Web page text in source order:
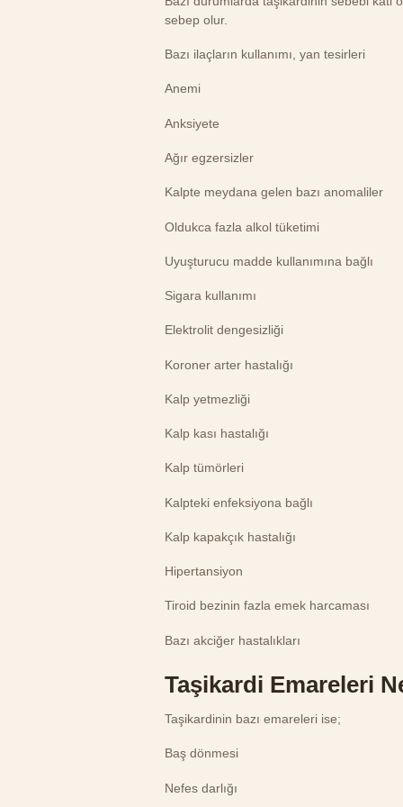
sebep olur.
Bazı ilaçların kullanımı, yan tesirleri
Anemi
Anksiyete
Ağır egzersizler
Kalpte meydana gelen bazı anomaliler
Oldukca fazla alkol tüketimi
Uyuşturucu madde kullanımına bağlı
Sigara kullanımı
Elektrolit dengesizliği
Koroner arter hastalığı
Kalp yetmezliği
Kalp kası hastalığı
Kalp tümörleri
Kalpteki enfeksiyona bağlı
Kalp kapakçık hastalığı
Hipertansiyon
Tiroid bezinin fazla emek harcaması
Bazı akciğer hastalıkları
Taşikardi Emareleri
Taşikardinin bazı emareleri ise;
Baş dönmesi
Nefes darlığı